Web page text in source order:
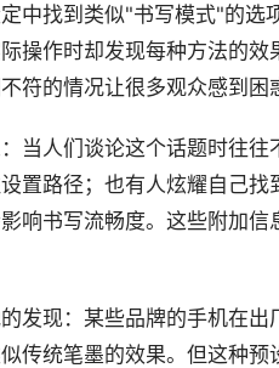
中找到类似"书写模式"的选
操作时却发现每种方法的
符的情况让很多观众感到困
当人们谈论这个话题时往
置路径；也有人炫耀自己
响书写流畅度。这些附加
发现：某些品牌的手机在
传统笔墨的效果。但这种